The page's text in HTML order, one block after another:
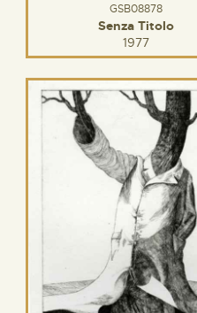
GSB08878
Senza Titolo
1977